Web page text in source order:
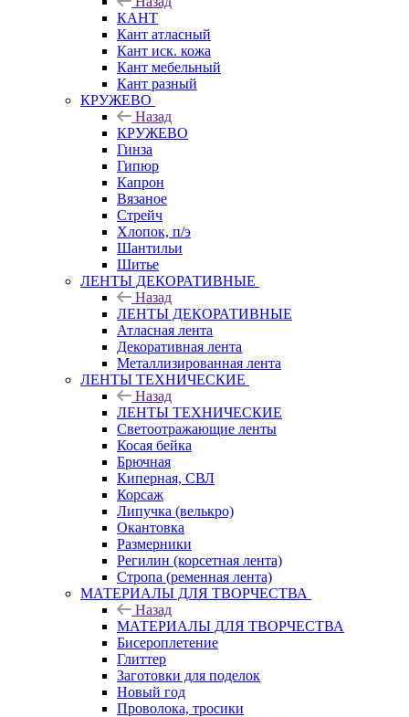
КАНТ
Кант атласный
Кант иск. кожа
Кант мебельный
Кант разный
КРУЖЕВО
Назад
КРУЖЕВО
Гинза
Гипюр
Капрон
Вязаное
Стрейч
Хлопок, п/э
Шантильи
Шитье
ЛЕНТЫ ДЕКОРАТИВНЫЕ
Назад
ЛЕНТЫ ДЕКОРАТИВНЫЕ
Атласная лента
Декоративная лента
Металлизированная лента
ЛЕНТЫ ТЕХНИЧЕСКИЕ
Назад
ЛЕНТЫ ТЕХНИЧЕСКИЕ
Светоотражающие ленты
Косая бейка
Брючная
Киперная, СВЛ
Корсаж
Липучка (велькро)
Окантовка
Размерники
Регилин (корсетная лента)
Стропа (ременная лента)
МАТЕРИАЛЫ ДЛЯ ТВОРЧЕСТВА
Назад
МАТЕРИАЛЫ ДЛЯ ТВОРЧЕСТВА
Бисероплетение
Глиттер
Заготовки для поделок
Новый год
Проволока, тросики